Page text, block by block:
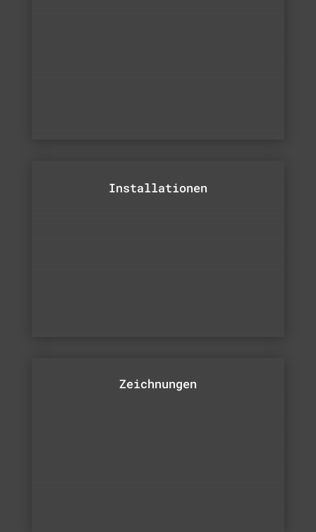
Installationen
Zeichnungen